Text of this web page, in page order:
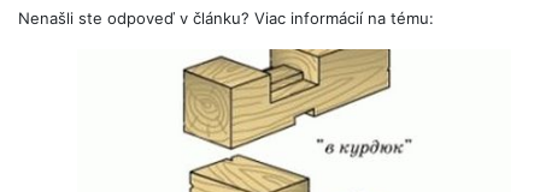
Nenašli ste odpoveď v článku? Viac informácií na tému: